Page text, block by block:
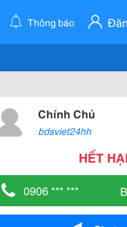
Thông báo
Chính Chủ
bdsviet24hh
HẾT
0906 *** ***